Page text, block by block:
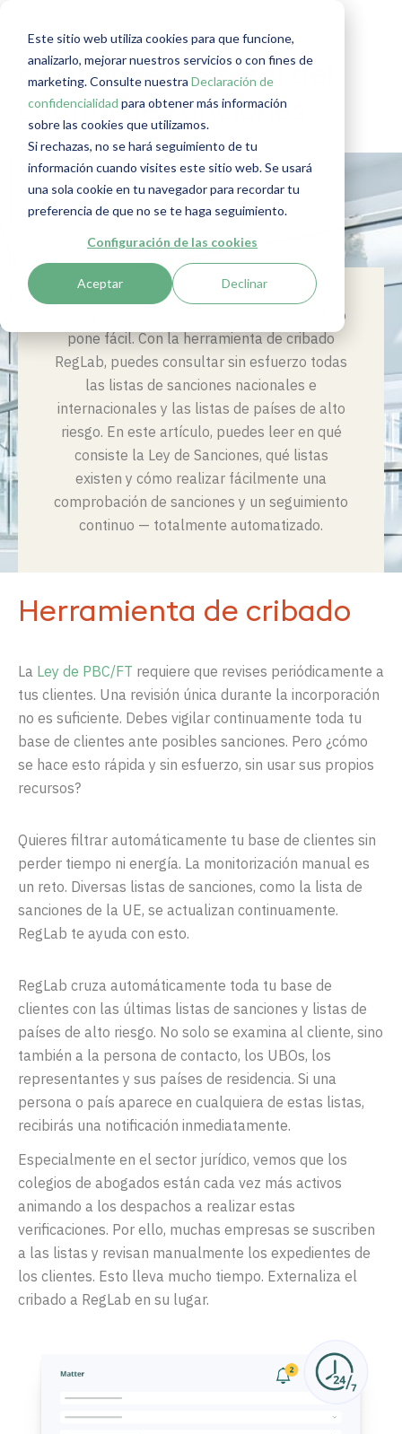
Este sitio web utiliza cookies para que funcione,
analizarlo, mejorar nuestros servicios o con fines de
marketing. Consulte nuestra Declaración de
confidencialidad para obtener más información
sobre las cookies que utilizamos.
Si rechazas, no se hará seguimiento de tu
información cuando visites este sitio web. Se usará
una sola cookie en tu navegador para recordar tu
preferencia de que no se te haga seguimiento.
Configuración de las cookies
Aceptar Declinar
Ley de Sanciones:
cumplimiento total del
control de sanciones
¿Cumplir con la Ley de Sanciones? RegLab lo
pone fácil. Con la herramienta de cribado
RegLab, puedes consultar sin esfuerzo todas
las listas de sanciones nacionales e
internacionales y las listas de países de alto
riesgo. En este artículo, puedes leer en qué
consiste la Ley de Sanciones, qué listas
existen y cómo realizar fácilmente una
comprobación de sanciones y un seguimiento
continuo — totalmente automatizado.
Herramienta de cribado
La Ley de PBC/FT requiere que revises periódicamente a
tus clientes. Una revisión única durante la incorporación
no es suficiente. Debes vigilar continuamente toda tu
base de clientes ante posibles sanciones. Pero ¿cómo
se hace esto rápida y sin esfuerzo, sin usar sus propios
recursos?
Quieres filtrar automáticamente tu base de clientes sin
perder tiempo ni energía. La monitorización manual es
un reto. Diversas listas de sanciones, como la lista de
sanciones de la UE, se actualizan continuamente.
RegLab te ayuda con esto.
RegLab cruza automáticamente toda tu base de
clientes con las últimas listas de sanciones y listas de
países de alto riesgo. No solo se examina al cliente, sino
también a la persona de contacto, los UBOs, los
representantes y sus países de residencia. Si una
persona o país aparece en cualquiera de estas listas,
recibirás una notificación inmediatamente.
Especialmente en el sector jurídico, vemos que los
colegios de abogados están cada vez más activos
animando a los despachos a realizar estas
verificaciones. Por ello, muchas empresas se suscriben
a las listas y revisan manualmente los expedientes de
los clientes. Esto lleva mucho tiempo. Externaliza el
cribado a RegLab en su lugar.